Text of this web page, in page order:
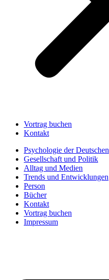
Vortrag buchen
Kontakt
Psychologie der Deutschen
Gesellschaft und Politik
Alltag und Medien
Trends und Entwicklungen
Person
Bücher
Kontakt
Vortrag buchen
Impressum